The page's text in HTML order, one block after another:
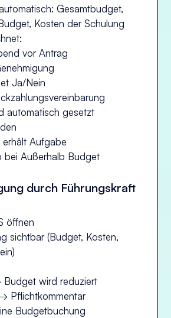
Gesamtbudget,
Kosten der Schulung
vor Antrag
Ja/Nein
automatisch gesetzt
erhält Aufgabe
bei Außerhalb Budget
durch Führungskraft
öffnen
sichtbar (Budget, Kosten,
wird reduziert
Pflichtkommentar
Budgetbuchung